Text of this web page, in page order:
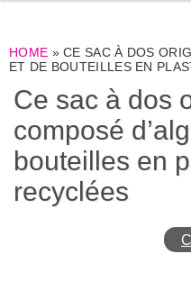
HOME »CE SAC À DOS
ET DE BOUTEILLES EN
Ce sac à dos
composé
bouteilles en
recyclées